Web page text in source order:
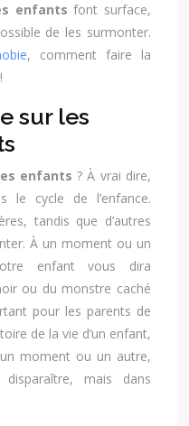
enfants font surface,
de les surmonter.
, comment faire la
sur les
enfants ? À vrai dire,
le cycle de l’enfance.
tandis que d’autres
À un moment ou un
enfant vous dira
ou du monstre caché
pour les parents de
de la vie d’un enfant,
moment ou un autre,
mais dans